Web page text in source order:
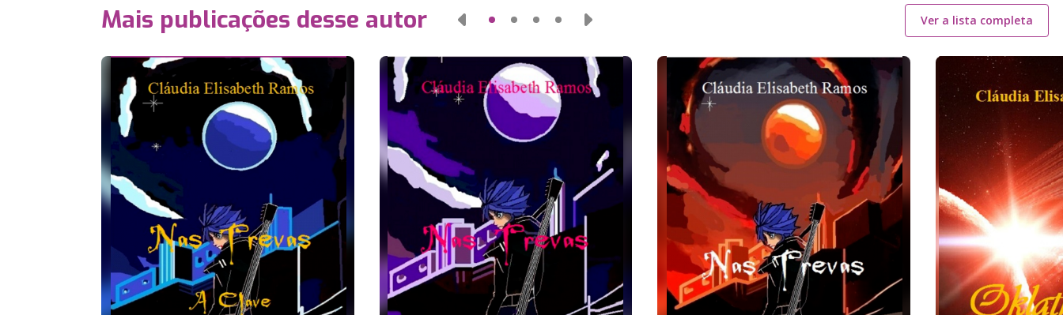
Mais publicações desse autor Ver a lista completa